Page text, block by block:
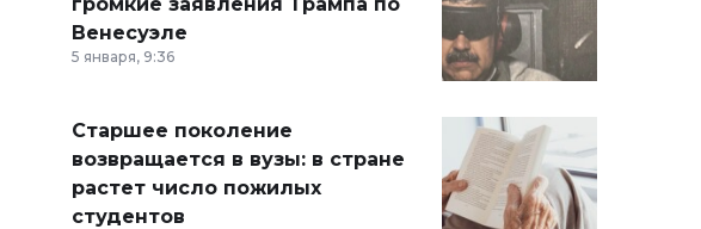
Венесуэле
5 января, 9:36
Старшее поколение
возвращается в вузы: в стране
растет число пожилых
студентов